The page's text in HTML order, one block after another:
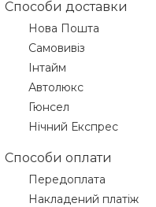
Способи доставки
Нова Пошта
Самовивіз
Інтайм
Автолюкс
Гюнсел
Нічний Експрес
Способи оплати
Передоплата
Накладений платіж